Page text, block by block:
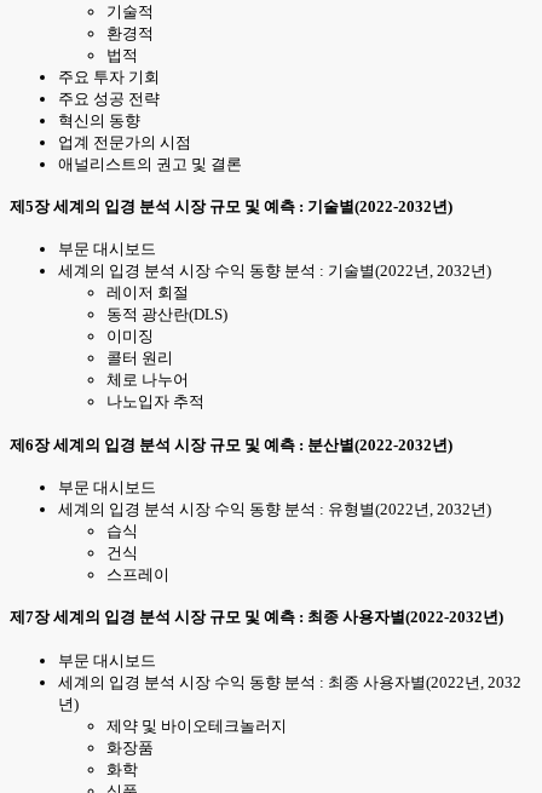
기술적
환경적
법적
주요 투자 기회
주요 성공 전략
혁신의 동향
업계 전문가의 시점
애널리스트의 권고 및 결론
제5장 세계의 입경 분석 시장 규모 및 예측 : 기술별(2022-2032년)
부문 대시보드
세계의 입경 분석 시장 수익 동향 분석 : 기술별(2022년, 2032년)
레이저 회절
동적 광산란(DLS)
이미징
콜터 원리
체로 나누어
나노입자 추적
제6장 세계의 입경 분석 시장 규모 및 예측 : 분산별(2022-2032년)
부문 대시보드
세계의 입경 분석 시장 수익 동향 분석 : 유형별(2022년, 2032년)
습식
건식
스프레이
제7장 세계의 입경 분석 시장 규모 및 예측 : 최종 사용자별(2022-2032년)
부문 대시보드
세계의 입경 분석 시장 수익 동향 분석 : 최종 사용자별(2022년, 2032
년)
제약 및 바이오테크놀러지
화장품
화학